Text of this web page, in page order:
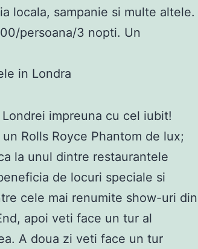
locala, sampanie si multe altele.
persoana/3 nopti. Un
in Londra
impreuna cu cel iubit!
Rolls Royce Phantom de lux;
la unul dintre restaurantele
de locuri speciale si
cele mai renumite show-uri din
apoi veti face un tur al
A doua zi veti face un tur